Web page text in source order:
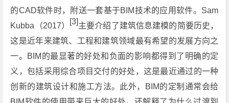
的CAD软件时，附送一套基于BIM技术的应用软件。Sam
Kubba（2017）
[3]主要介绍了建筑信息建模的简要历史，
这是近年来建筑、工程和建筑领域最有希望的发展方向之
一。BIM的最显著的好处和负面的影响都得到了明确的定
义，包括采用综合项目交付的好处，这是最近通过的一种
创新的建筑设计和施工方法。此外，BIM的定制通常会给